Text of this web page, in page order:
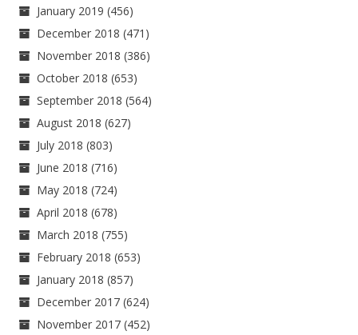
January 2019 (456)
December 2018 (471)
November 2018 (386)
October 2018 (653)
September 2018 (564)
August 2018 (627)
July 2018 (803)
June 2018 (716)
May 2018 (724)
April 2018 (678)
March 2018 (755)
February 2018 (653)
January 2018 (857)
December 2017 (624)
November 2017 (452)